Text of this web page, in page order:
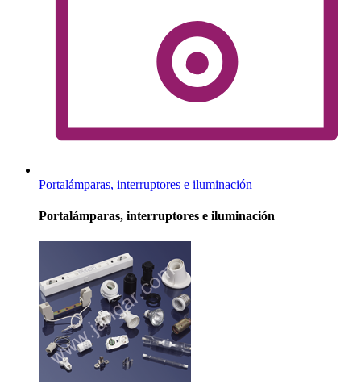
Portalámparas, interruptores e iluminación
Portalámparas, interruptores e iluminación